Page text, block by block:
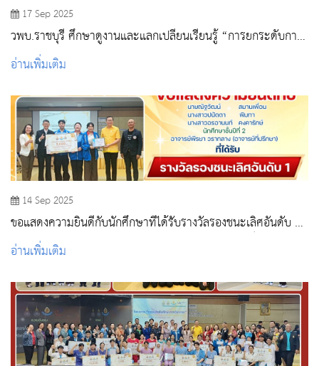
17 Sep 2025
วพบ.ราชบุรี ศึกษาดูงานและแลกเปลี่ยนเรียนรู้ “การยกระดับการ
ประกันคุณภาพการศึกษาระดับ หลักสูตรและการจัดการเรียนการ
สอน ตามเกณฑ์ AUN QA” ณ วิทยาลัยพยาบาลบรมราชชนนี
อ่านเพิ่มเติม
14 Sep 2025
ขอแสดงความยินดีกับนักศึกษาที่ได้รับรางวัลรองชนะเลิศอันดับ 1
ในการแข่งขันตอบปัญหา ทางวิชาการกายวิภาคศาสตร์
อ่านเพิ่มเติม